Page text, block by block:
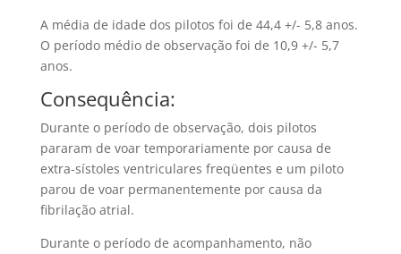
A média de idade dos pilotos foi de 44,4 +/- 5,8 anos.
O período médio de observação foi de 10,9 +/- 5,7
anos.
Consequência:
Durante o período de observação, dois pilotos
pararam de voar temporariamente por causa de
extra-sístoles ventriculares freqüentes e um piloto
parou de voar permanentemente por causa da
fibrilação atrial.
Durante o período de acompanhamento, não